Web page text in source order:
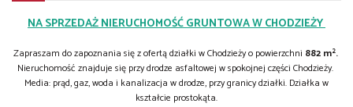
NA SPRZEDAŻ NIERUCHOMOŚĆ GRUNTOWA W CHODZIEŻY
Zapraszam do zapoznania się z ofertą działki w Chodzieży o powierzchni 882 m2.
Nieruchomość znajduje się przy drodze asfaltowej w spokojnej części Chodzieży.
Media: prąd, gaz, woda i kanalizacja w drodze, przy granicy działki. Działka w
kształcie prostokąta.